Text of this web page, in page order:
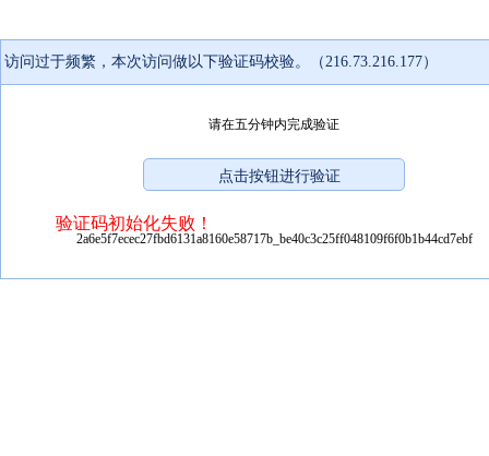
访问过于频繁，本次访问做以下验证码校验。（216.73.216.177）
请在五分钟内完成验证
验证码初始化失败！
2a6e5f7ecec27fbd6131a8160e58717b_be40c3c25ff048109f6f0b1b44cd7ebf